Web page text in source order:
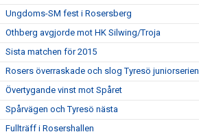
Ungdoms-SM fest i Rosersberg
Othberg avgjorde mot HK Silwing/Troja
Sista matchen för 2015
Rosers överraskade och slog Tyresö juniorserien
Övertygande vinst mot Spåret
Spårvägen och Tyresö nästa
Fullträff i Rosershallen